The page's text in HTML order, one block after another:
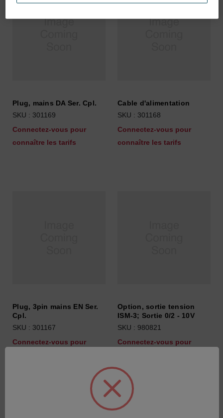
Plug, mains DA Ser. Cpl.
SKU : 301169
Connectez-vous pour
connaître les tarifs
Cable d'alimentation
SKU : 301168
Connectez-vous pour
connaître les tarifs
Plug, 3pin mains EN Ser.
Cpl.
SKU : 301167
Connectez-vous pour
Option, sortie tension
ISM-3; Sortie 0/2 - 10V
SKU : 980821
Connectez-vous pour